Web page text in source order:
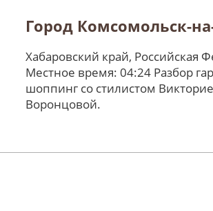
Город Комсомольск-
Хабаровский край, Российская
Местное время: 04:24 Разбор
шоппинг со стилистом
Воронцовой.